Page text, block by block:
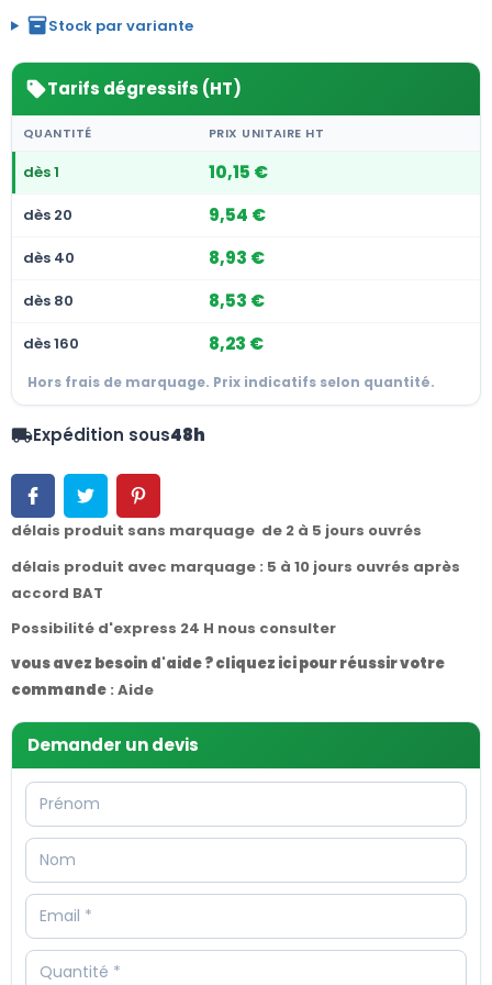
inventory_2Stock par variante
sellTarifs dégressifs (HT)
QUANTITÉ PRIX UNITAIRE HT
dès 1 10,15 €
dès 20 9,54 €
dès 40 8,93 €
dès 80 8,53 €
dès 160 8,23 €
Hors frais de marquage. Prix indicatifs selon quantité.
local_shippingExpédition sous48h
délais produit sans marquage de 2 à 5 jours ouvrés
délais produit avec marquage : 5 à 10 jours ouvrés après
accord BAT
Possibilité d'express 24 H nous consulter
vous avez besoin d'aide ? cliquez ici pour réussir votre
commande : Aide
Demander un devis